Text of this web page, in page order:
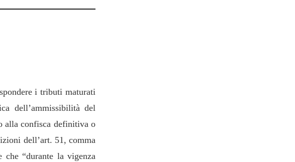
i tributi maturati
dell’ammissibilità del
alla confisca definitiva o
dell’art. 51, comma
che “durante la vigenza